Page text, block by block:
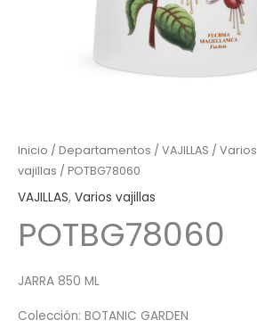
Inicio / Departamentos / VAJILLAS / Varios
vajillas / POTBG78060
VAJILLAS, Varios vajillas
POTBG78060
JARRA 850 ML
Colección: BOTANIC GARDEN